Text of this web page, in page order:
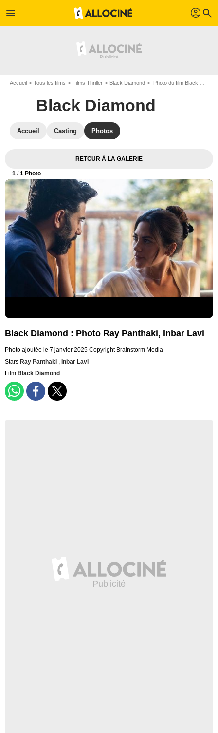
menu profil search
Accueil Tous les films Films Thriller Black Diamond Photo du film Black Diamond - Photo 1
Black Diamond
Accueil Casting Photos
RETOUR À LA GALERIE
1 / 1 Photo
Black Diamond : Photo Ray Panthaki, Inbar Lavi
Photo ajoutée le 7 janvier 2025 Copyright Brainstorm Media
Stars Ray Panthaki , Inbar Lavi
Film Black Diamond